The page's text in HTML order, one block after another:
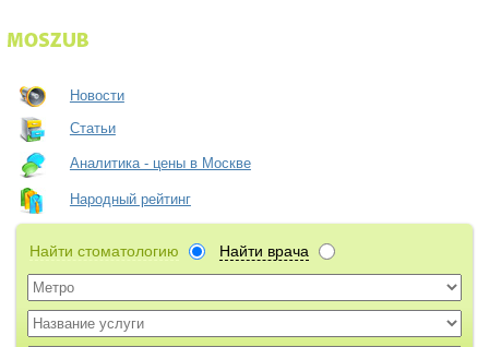
Новости
Статьи
Аналитика - цены в Москве
Народный рейтинг
Найти стоматологию Найти врача